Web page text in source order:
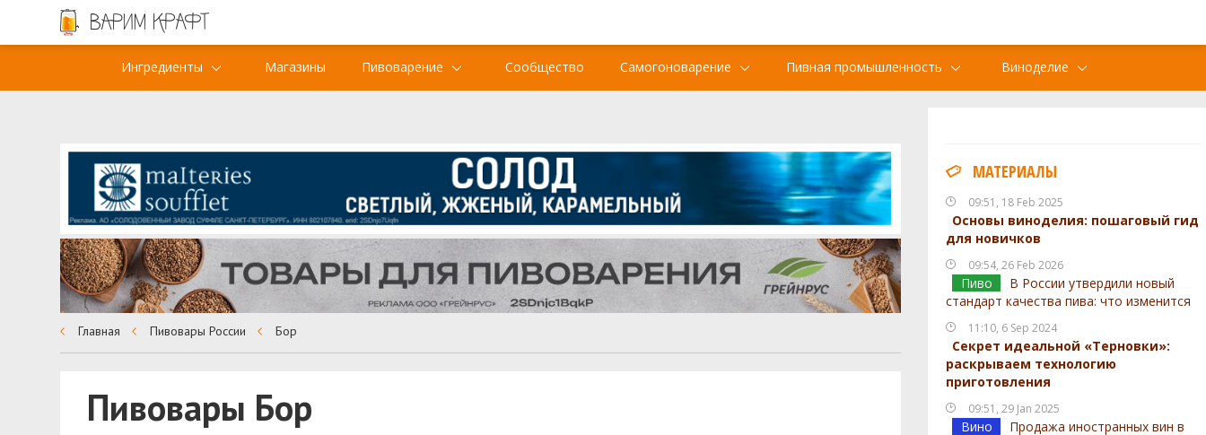
Ингредиенты Магазины Пивоварение Сообщество Самогоноварение Пивная промышленность Виноделие
МАТЕРИАЛЫ
09:51, 18 Feb 2025
Основы виноделия: пошаговый гид
для новичков
09:54, 26 Feb 2026
Пиво
В России утвердили новый
стандарт качества пива: что изменится
11:10, 6 Sep 2024
Секрет идеальной «Терновки»:
раскрываем технологию
приготовления
09:51, 29 Jan 2025
Вино
Продажа иностранных вин в
Главная Пивовары России Бор
Пивовары Бор